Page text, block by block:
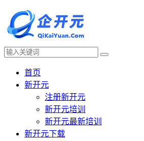
首页
新开元
注册新开元
新开元培训
新开元最新培训
新开元下载